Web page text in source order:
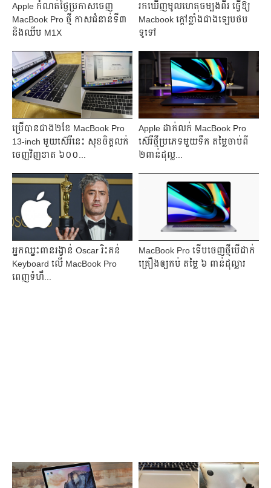
Apple កំណត់ថ្ងៃប្រកាសចេញ
MacBook Pro ថ្មី កាសជំនាន់ទី៣
និងឈីប M1X
រកឃើញមូលហេតុចម្បងពីរ ធ្វើឱ្យ
Macbook ក្តៅខ្លាំងជាងឡេបថប
ទូទៅ
ប្រើបានជាង២ខែ MacBook Pro
13-inch មួយស៊េរីនេះ សុខចិត្តលក់
ចេញវិញខាត ៦០០...
Apple ដាក់លក់ MacBook Pro
ស៊េរីថ្មីប្រភេទមួយទឹក តម្លៃចាប់ពី
២ពាន់ដុល្ល...
អ្នក​ឈ្នះ​ពាន​រង្វាន់ Oscar ​រិះគន់​
Keyboard លើ​ MacBook Pro
ពេញ​ទំហឹ...
MacBook Pro ទើបចេញថ្មីបើដាក់
គ្រឿងឲ្យកប់ តម្លៃ ៦ ពាន់ដុល្លារ